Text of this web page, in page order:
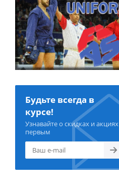
Будьте всегда в
курсе!
Узнавайте о скидках и акциях
первым